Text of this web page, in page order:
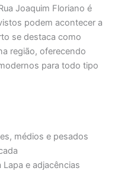
Joaquim Floriano é
podem acontecer a
se destaca como
região, oferecendo
para todo tipo
médios e pesados
e adjacências